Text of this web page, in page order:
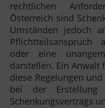
rechtlichen
Österreich sind
Umständen jedoch
Pflichtteilsanspruch
oder eine
darstellen. Ein Anwalt
diese Regelungen
bei der Erstellung
Schenkungsvertrags